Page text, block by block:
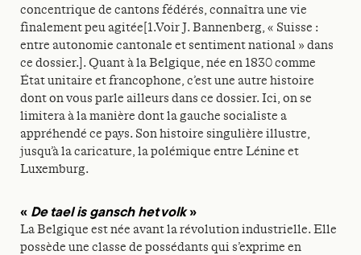
concentrique de cantons fédérés, connaîtra une vie
finalement peu agitée[1.Voir J. Bannenberg, « Suisse :
entre autonomie cantonale et sentiment national » dans
ce dossier.]. Quant à la Belgique, née en 1830 comme
État unitaire et francophone, c’est une autre histoire
dont on vous parle ailleurs dans ce dossier. Ici, on se
limitera à la manière dont la gauche socialiste a
appréhendé ce pays. Son histoire singulière illustre,
jusqu’à la caricature, la polémique entre Lénine et
Luxemburg.
«De tael is gansch het volk»
La Belgique est née avant la révolution industrielle. Elle
possède une classe de possédants qui s’exprime en